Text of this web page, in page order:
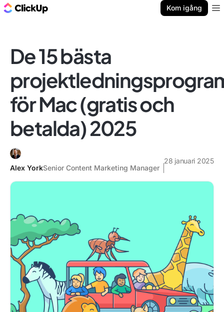
Kom igång
De 15 bästa
för Mac (gratis och
betalda) 2025
Alex YorkSenior Content Marketing Manager
28 januari 2025